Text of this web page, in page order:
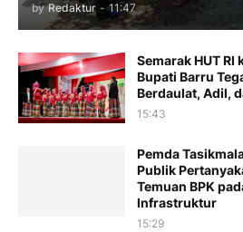
by Redaktur - 11:47
Semarak HUT RI
Bupati Barru
Berdaulat, Adil,
15:43
Pemda
Publik
Temuan BPK
Infrastruktur
15:29